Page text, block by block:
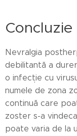
Concluzie
Nevralgia
debilitantă a
o infecție cu
numele de zona
continuă care
zoster s-a
poate varia de la